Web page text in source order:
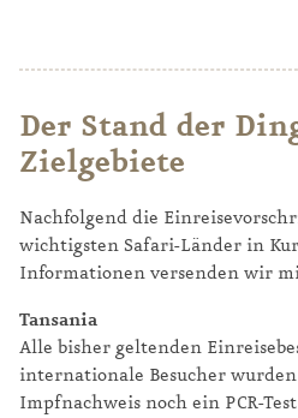
Der Stand der
Zielgebiete
Nachfolgend die
wichtigsten Safari-Länder in
Informationen versenden wir
Tansania
Alle bisher geltenden
internationale Besucher
Impfnachweis noch ein PCR-